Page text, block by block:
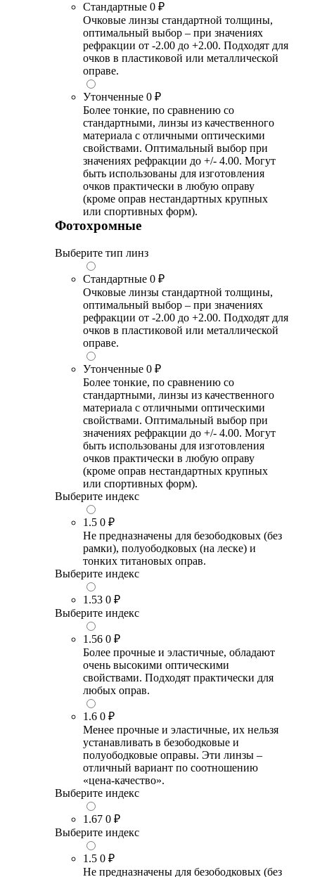
Стандартные 0 ₽
Очковые линзы стандартной толщины,
оптимальный выбор – при значениях
рефракции от -2.00 до +2.00. Подходят для
очков в пластиковой или металлической
оправе.
Утонченные 0 ₽
Более тонкие, по сравнению со
стандартными, линзы из качественного
материала с отличными оптическими
свойствами. Оптимальный выбор при
значениях рефракции до +/- 4.00. Могут
быть использованы для изготовления
очков практически в любую оправу
(кроме оправ нестандартных крупных
или спортивных форм).
Фотохромные
Выберите тип линз
Стандартные 0 ₽
Очковые линзы стандартной толщины,
оптимальный выбор – при значениях
рефракции от -2.00 до +2.00. Подходят для
очков в пластиковой или металлической
оправе.
Утонченные 0 ₽
Более тонкие, по сравнению со
стандартными, линзы из качественного
материала с отличными оптическими
свойствами. Оптимальный выбор при
значениях рефракции до +/- 4.00. Могут
быть использованы для изготовления
очков практически в любую оправу
(кроме оправ нестандартных крупных
или спортивных форм).
Выберите индекс
1.5 0 ₽
Не предназначены для безободковых (без
рамки), полуободковых (на леске) и
тонких титановых оправ.
Выберите индекс
1.53 0 ₽
Выберите индекс
1.56 0 ₽
Более прочные и эластичные, обладают
очень высокими оптическими
свойствами. Подходят практически для
любых оправ.
1.6 0 ₽
Менее прочные и эластичные, их нельзя
устанавливать в безободковые и
полуободковые оправы. Эти линзы –
отличный вариант по соотношению
«цена-качество».
Выберите индекс
1.67 0 ₽
Выберите индекс
1.5 0 ₽
Не предназначены для безободковых (без